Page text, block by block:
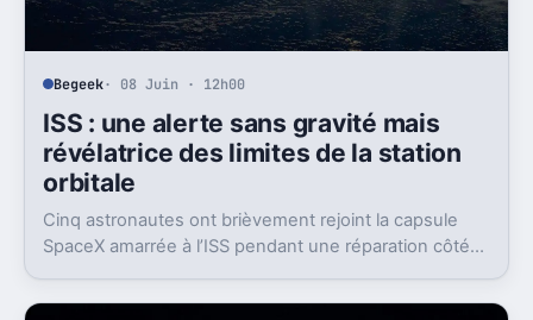
Begeek· 08 Juin · 12h00
ISS : une alerte sans gravité mais
révélatrice des limites de la station
orbitale
Cinq astronautes ont brièvement rejoint la capsule
SpaceX amarrée à l’ISS pendant une réparation côté
vieillissante.